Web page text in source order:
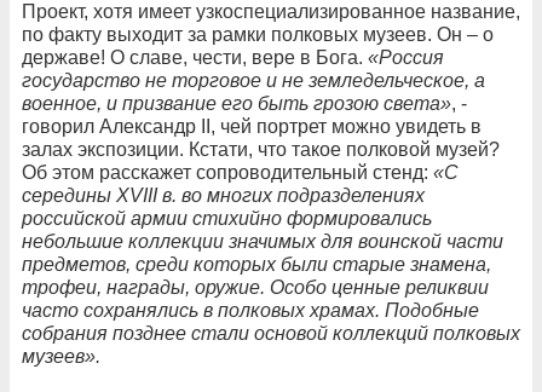
Проект, хотя имеет узкоспециализированное название,
по факту выходит за рамки полковых музеев. Он – о
державе! О славе, чести, вере в Бога. «Россия
государство не торговое и не земледельческое, а
военное, и призвание его быть грозою света», -
говорил Александр II, чей портрет можно увидеть в
залах экспозиции. Кстати, что такое полковой музей?
Об этом расскажет сопроводительный стенд: «C
середины XVIII в. во многих подразделениях
российской армии стихийно формировались
небольшие коллекции значимых для воинской части
предметов, среди которых были старые знамена,
трофеи, награды, оружие. Особо ценные реликвии
часто сохранялись в полковых храмах. Подобные
собрания позднее стали основой коллекций полковых
музеев».